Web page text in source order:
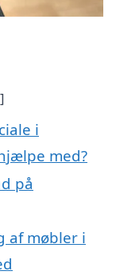
i
med?
på
af møbler i